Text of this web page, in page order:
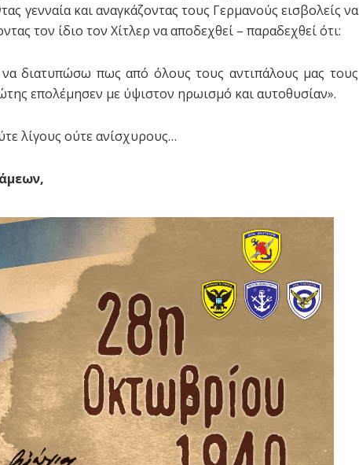
γενναία και αναγκάζοντας τους Γερμανούς εισβολείς να
τον ίδιο τον Χίτλερ να αποδεχθεί – παραδεχθεί ότι:
διατυπώσω πως από όλους τους αντιπάλους μας τους
επολέμησεν με ύψιστον ηρωισμό και αυτοθυσίαν».
λίγους ούτε ανίσχυρους…